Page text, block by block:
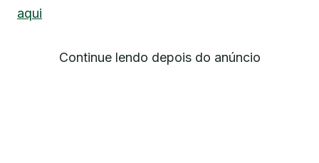
aqui
Continue lendo depois do anúncio